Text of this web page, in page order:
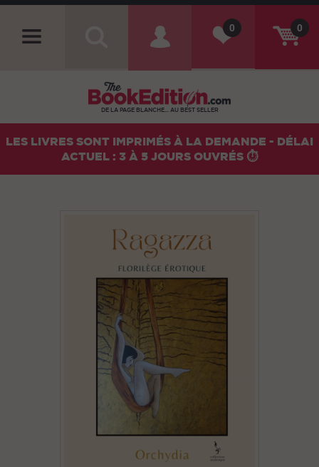
0
0
DE LA PAGE BLANCHE... AU BEST SELLER
LES LIVRES SONT IMPRIMÉS À LA DEMANDE - DÉLAI
ACTUEL : 3 À 5 JOURS OUVRÉS ⏱️